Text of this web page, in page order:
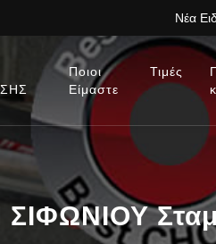
Νέα
Ποιοι
Είμαστε
Τιμές